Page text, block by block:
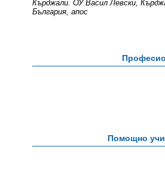
Кърджали. ОУ Васил Левски,
България, апос
Помощно